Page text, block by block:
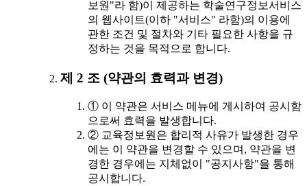
보원"라 함)이 제공하는 학술연구정보서비스
의 웹사이트(이하 "서비스" 라함)의 이용에
관한 조건 및 절차와 기타 필요한 사항을 규
정하는 것을 목적으로 합니다.
제 2 조 (약관의 효력과 변경)
① 이 약관은 서비스 메뉴에 게시하여 공시함
으로써 효력을 발생합니다.
② 교육정보원은 합리적 사유가 발생한 경우
에는 이 약관을 변경할 수 있으며, 약관을 변
경한 경우에는 지체없이 "공지사항"을 통해
공시합니다.